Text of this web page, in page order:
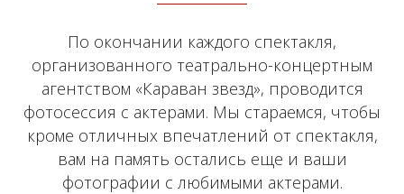
По окончании каждого спектакля,
организованного театрально-концертным
агентством «Караван звезд», проводится
фотосессия с актерами. Мы стараемся, чтобы
кроме отличных впечатлений от спектакля,
вам на память остались еще и ваши
фотографии с любимыми актерами.